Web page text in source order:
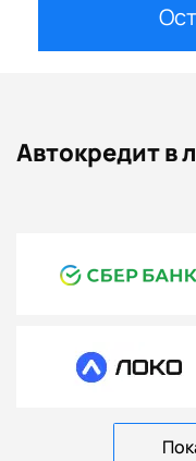
Автокредит в